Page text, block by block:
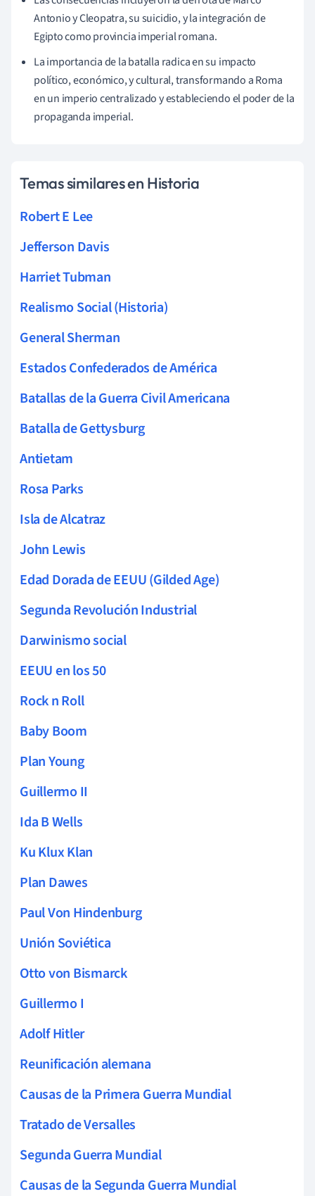
Antonio y Cleopatra, su suicidio, y la integración de
Egipto como provincia imperial romana.
La importancia de la batalla radica en su impacto
político, económico, y cultural, transformando a Roma
en un imperio centralizado y estableciendo el poder de la
propaganda imperial.
Temas similares en Historia
Robert E Lee
Jefferson Davis
Harriet Tubman
Realismo Social (Historia)
General Sherman
Estados Confederados de América
Batallas de la Guerra Civil Americana
Batalla de Gettysburg
Antietam
Rosa Parks
Isla de Alcatraz
John Lewis
Edad Dorada de EEUU (Gilded Age)
Segunda Revolución Industrial
Darwinismo social
EEUU en los 50
Rock n Roll
Baby Boom
Plan Young
Guillermo II
Ida B Wells
Ku Klux Klan
Plan Dawes
Paul Von Hindenburg
Unión Soviética
Otto von Bismarck
Guillermo I
Adolf Hitler
Reunificación alemana
Causas de la Primera Guerra Mundial
Tratado de Versalles
Segunda Guerra Mundial
Causas de la Segunda Guerra Mundial